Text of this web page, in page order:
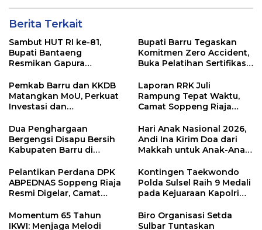
Berita Terkait
Sambut HUT RI ke-81,
Bupati Bantaeng
Resmikan Gapura
Bupati Barru Tegaskan
Komitmen Zero Accident,
Buka Pelatihan Sertifikasi
Pemkab Barru dan KKDB
Matangkan MoU, Perkuat
Investasi dan
Laporan RRK Juli
Rampung Tepat Waktu,
Camat Soppeng Riaja
dan Kelurahan
Dua Penghargaan
Bergengsi Disapu Bersih
Kabupaten Barru di
Hari Anak Nasional 2026,
Andi Ina Kirim Doa dari
Makkah untuk Anak-Anak
Pelantikan Perdana DPK
ABPEDNAS Soppeng Riaja
Resmi Digelar, Camat
Wujudkan Desa Maju
Kontingen Taekwondo
Polda Sulsel Raih 9 Medali
pada Kejuaraan Kapolri
Momentum 65 Tahun
IKWI: Menjaga Melodi
Biro Organisasi Setda
Sulbar Tuntaskan